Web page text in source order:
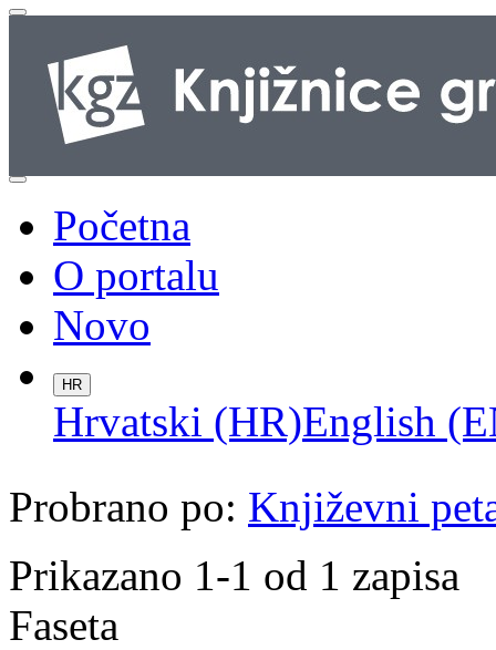
Početna
O portalu
Novo
HR
Hrvatski (HR)English
Probrano po: Književni
Prikazano 1-1 od 1 zapisa
Faseta